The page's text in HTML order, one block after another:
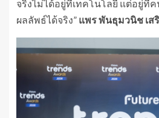
จริงไม่ได้อยู่ที่เทคโนโลยี แต่อยู่ที่
ผลลัพธ์ได้จริง” แพร พันธุมวนิช เส